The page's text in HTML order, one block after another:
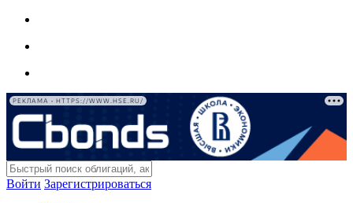
РЕКЛАМА • HTTPS://WWW.HSE.RU/
Войти Зарегистрироваться